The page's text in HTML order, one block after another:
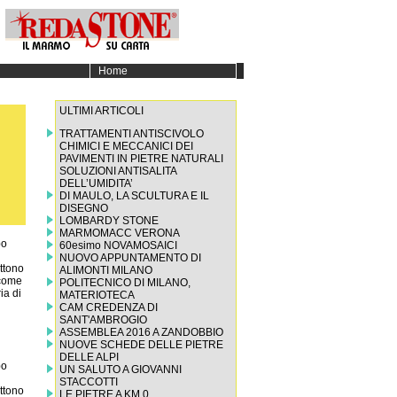
Home
di
di rilievi, simulazione, percezione spaziale. Ricordo l’esperienza fatta con i miei collaboratori, gli ottimi Milo Marrancone
ULTIMI ARTICOLI
TRATTAMENTI ANTISCIVOLO
CHIMICI E MECCANICI DEI
PAVIMENTI IN PIETRE NATURALI
SOLUZIONI ANTISALITA
DELL’UMIDITA’
DI MAULO, LA SCULTURA E IL
DISEGNO
LOMBARDY STONE
MARMOMACC VERONA
60esimo NOVAMOSAICI
NUOVO APPUNTAMENTO DI
ALIMONTI MILANO
POLITECNICO DI MILANO,
MATERIOTECA
CAM CREDENZA DI
SANT'AMBROGIO
ASSEMBLEA 2016 A ZANDOBBIO
NUOVE SCHEDE DELLE PIETRE
DELLE ALPI
UN SALUTO A GIOVANNI
STACCOTTI
LE PIETRE A KM 0